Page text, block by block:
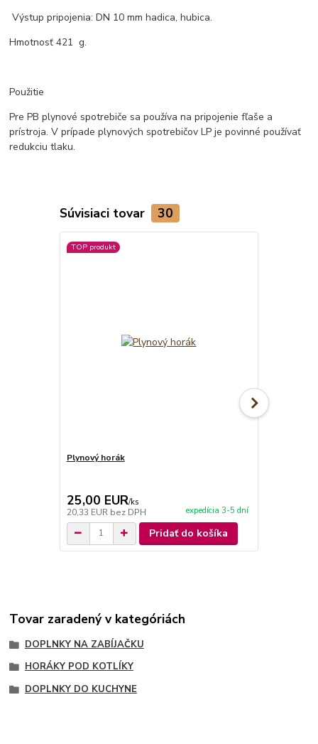
Výstup pripojenia: DN 10 mm hadica, hubica.
Hmotnosť 421 g.
Použitie
Pre PB plynové spotrebiče sa používa na pripojenie fľaše a
prístroja. V prípade plynových spotrebičov LP je povinné používať
redukciu tlaku.
Súvisiaci tovar 30
TOP produkt
Plynový horák
25,00 EUR/ks
20,33 EUR bez DPH expedícia 3-5 dní
Pridať do košíka
Tovar zaradený v kategóriách
DOPLNKY NA ZABÍJAČKU
HORÁKY POD KOTLÍKY
DOPLNKY DO KUCHYNE